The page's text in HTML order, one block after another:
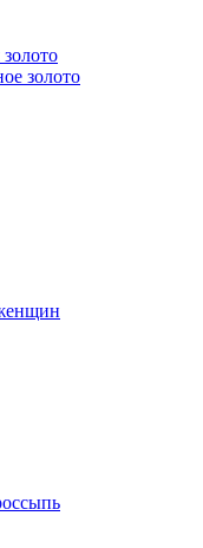
золото